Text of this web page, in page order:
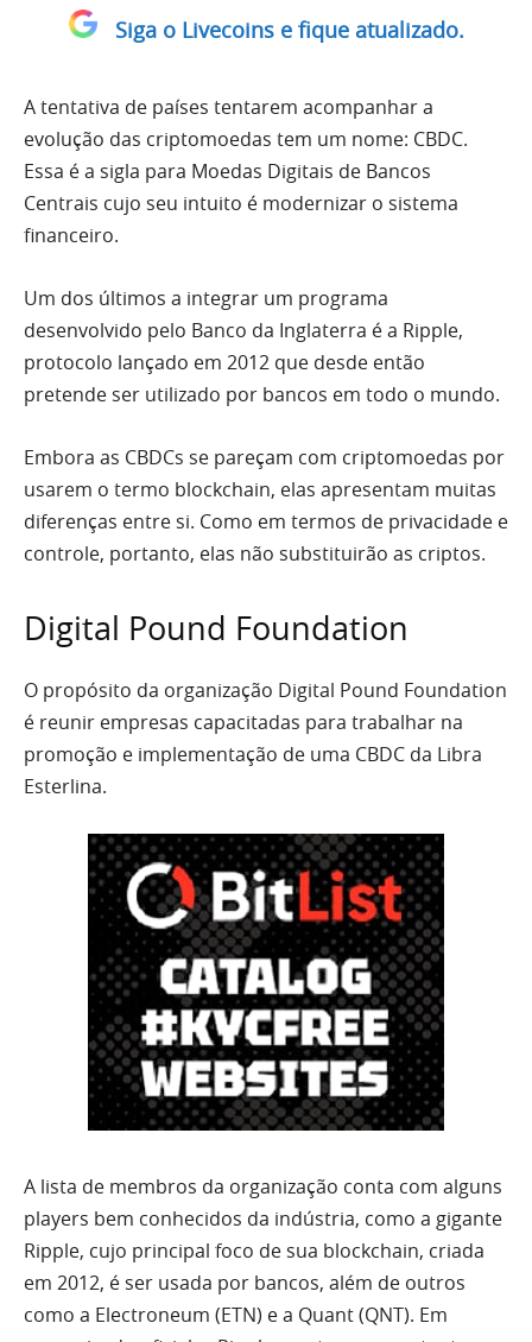
Siga o Livecoins e fique atualizado.
A tentativa de países tentarem acompanhar a
evolução das criptomoedas tem um nome: CBDC.
Essa é a sigla para Moedas Digitais de Bancos
Centrais cujo seu intuito é modernizar o sistema
financeiro.
Um dos últimos a integrar um programa
desenvolvido pelo Banco da Inglaterra é a Ripple,
protocolo lançado em 2012 que desde então
pretende ser utilizado por bancos em todo o mundo.
Embora as CBDCs se pareçam com criptomoedas por
usarem o termo blockchain, elas apresentam muitas
diferenças entre si. Como em termos de privacidade e
controle, portanto, elas não substituirão as criptos.
Digital Pound Foundation
O propósito da organização Digital Pound Foundation
é reunir empresas capacitadas para trabalhar na
promoção e implementação de uma CBDC da Libra
Esterlina.
A lista de membros da organização conta com alguns
players bem conhecidos da indústria, como a gigante
Ripple, cujo principal foco de sua blockchain, criada
em 2012, é ser usada por bancos, além de outros
como a Electroneum (ETN) e a Quant (QNT). Em